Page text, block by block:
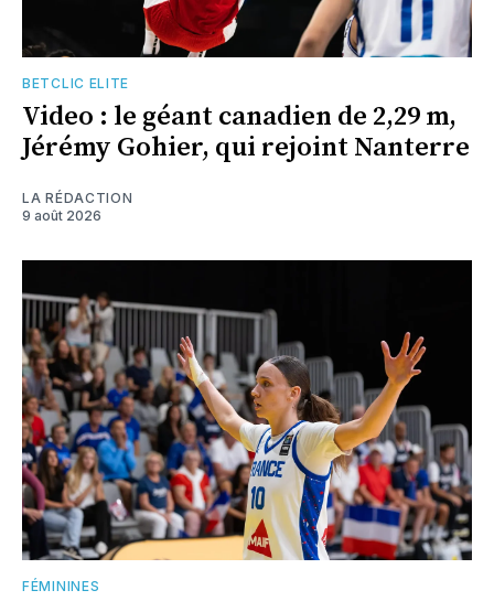
BETCLIC ELITE
Video : le géant canadien de 2,29 m,
Jérémy Gohier, qui rejoint Nanterre
LA RÉDACTION
9 août 2026
FÉMININES